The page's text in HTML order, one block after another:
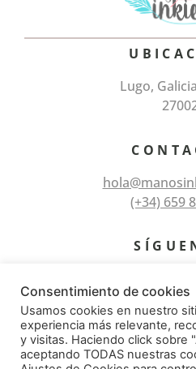
Lugo,
(+34) 659
Consentimiento de cookies
Usamos cookies en nuestro
experiencia más relevante,
y visitas. Haciendo click sobre
aceptando TODAS nuestras